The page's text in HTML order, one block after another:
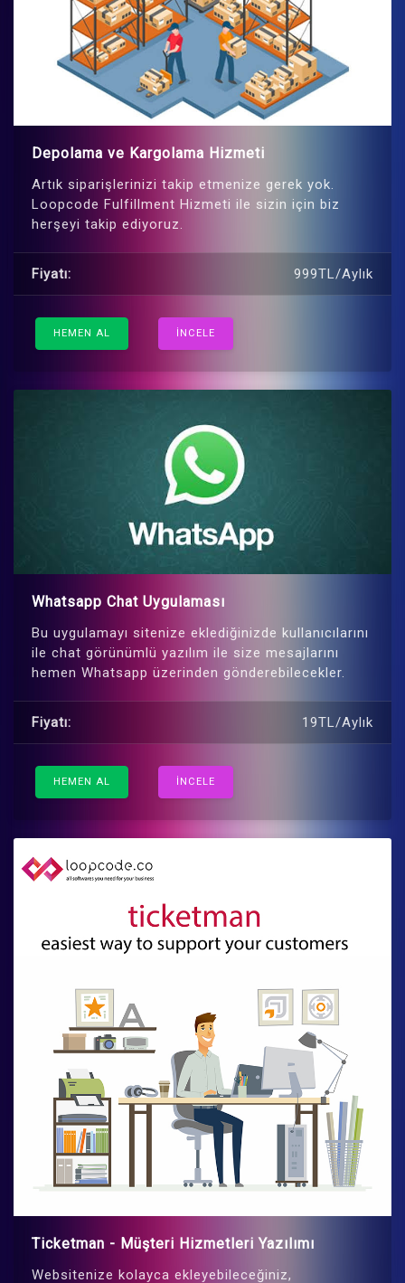
Depolama ve Kargolama Hizmeti
Artık siparişlerinizi takip etmenize gerek yok.
Loopcode Fulfillment Hizmeti ile sizin için biz
herşeyi takip ediyoruz.
Fiyatı: 999TL/Aylık
HEMEN AL İNCELE
Whatsapp Chat Uygulaması
Bu uygulamayı sitenize eklediğinizde kullanıcılarını
ile chat görünümlü yazılım ile size mesajlarını
hemen Whatsapp üzerinden gönderebilecekler.
Fiyatı: 19TL/Aylık
HEMEN AL İNCELE
Ticketman - Müşteri Hizmetleri Yazılımı
Websitenize kolayca ekleyebileceğiniz,